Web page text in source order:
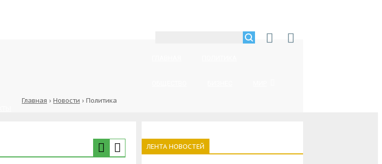
Главная › Новости › Политика
ЛЕНТА НОВОСТЕЙ